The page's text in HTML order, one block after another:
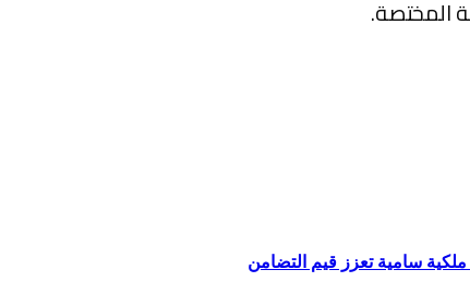
المختصة.
ملكية سامية تعزز قيم التضامن